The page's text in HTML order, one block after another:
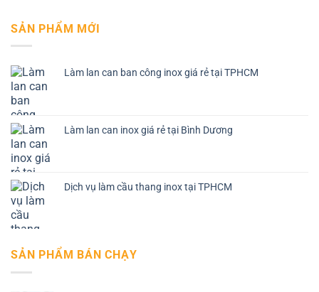
SẢN PHẨM MỚI
Làm lan can ban công inox giá rẻ tại TPHCM
Làm lan can inox giá rẻ tại Bình Dương
Dịch vụ làm cầu thang inox tại TPHCM
SẢN PHẨM BÁN CHẠY